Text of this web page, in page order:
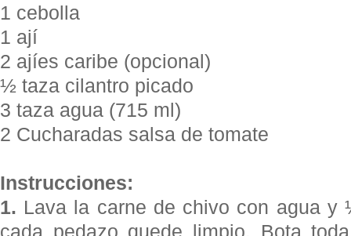
1 cebolla
1 ají
2 ajíes caribe (opcional)
½ taza cilantro picado
3 taza agua (715 ml)
2 Cucharadas salsa de tomate
Instrucciones:
1. Lava la carne de chivo con agua
cada pedazo quede limpio. Bota